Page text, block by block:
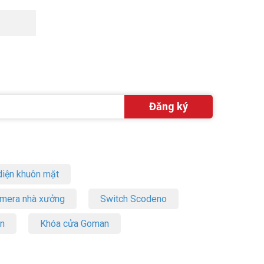
khuôn mặt
nhà xưởng Switch Scodeno
Khóa cửa Goman